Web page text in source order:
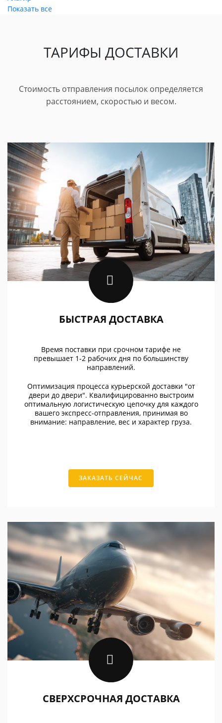
Показать все
ТАРИФЫ ДОСТАВКИ
Стоимость отправления посылок определяется
расстоянием, скоростью и весом.
БЫСТРАЯ ДОСТАВКА
Время поставки при срочном тарифе не
превышает 1-2 рабочих дня по большинству
направлений.
Оптимизация процесса курьерской доставки "от
двери до двери". Квалифицированно выстроим
оптимальную логистическую цепочку для каждого
вашего экспресс-отправления, принимая во
внимание: направление, вес и характер груза.
ЗАКАЗАТЬ СЕЙЧАС
СВЕРХСРОЧНАЯ ДОСТАВКА